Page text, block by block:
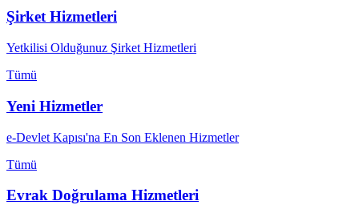
Şirket Hizmetleri
Yetkilisi Olduğunuz Şirket Hizmetleri
Tümü
Yeni Hizmetler
e-Devlet Kapısı'na En Son Eklenen Hizmetler
Tümü
Evrak Doğrulama Hizmetleri